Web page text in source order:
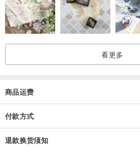
看更多
商品运费
付款方式
退款换货须知